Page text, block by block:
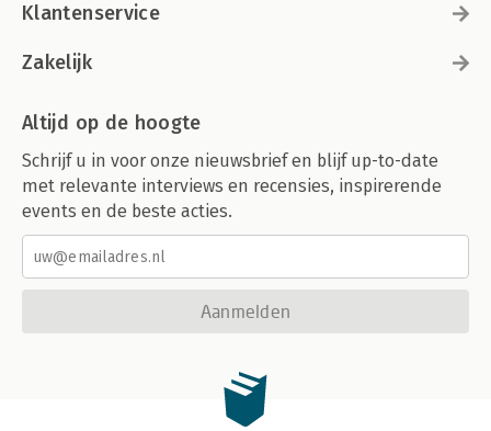
Klantenservice
Zakelijk
Altijd op de hoogte
Schrijf u in voor onze nieuwsbrief en blijf up-to-date
met relevante interviews en recensies, inspirerende
events en de beste acties.
Aanmelden